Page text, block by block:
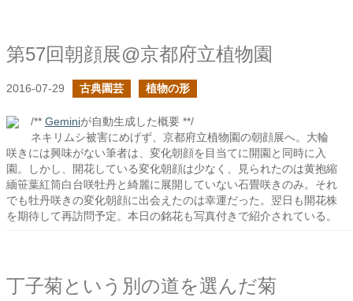
第57回朝顔展@京都府立植物園
2016-07-29 古典園芸 植物の形
/** Geminiが自動生成した概要 **/
ネキリムシ被害にめげず、京都府立植物園の朝顔展へ。大輪
咲きには興味がない筆者は、変化朝顔を目当てに開園と同時に入
園。しかし、開花している変化朝顔は少なく、見られたのは黄抱縮
緬笹葉紅筒白台咲牡丹と綺麗に展開していない石畳咲きのみ。それ
でも牡丹咲きの変化朝顔に出会えたのは幸運だった。翌日も開花株
を期待して再訪問予定。本日の銘花も写真付きで紹介されている。
丁子菊という別の道を選んだ菊